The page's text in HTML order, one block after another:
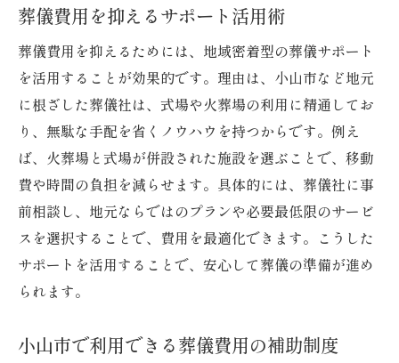
葬儀費用を抑えるサポート活用術
葬儀費用を抑えるためには、地域密着型の葬儀サポート
を活用することが効果的です。理由は、小山市など地元
に根ざした葬儀社は、式場や火葬場の利用に精通してお
り、無駄な手配を省くノウハウを持つからです。例え
ば、火葬場と式場が併設された施設を選ぶことで、移動
費や時間の負担を減らせます。具体的には、葬儀社に事
前相談し、地元ならではのプランや必要最低限のサービ
スを選択することで、費用を最適化できます。こうした
サポートを活用することで、安心して葬儀の準備が進め
られます。
小山市で利用できる葬儀費用の補助制度